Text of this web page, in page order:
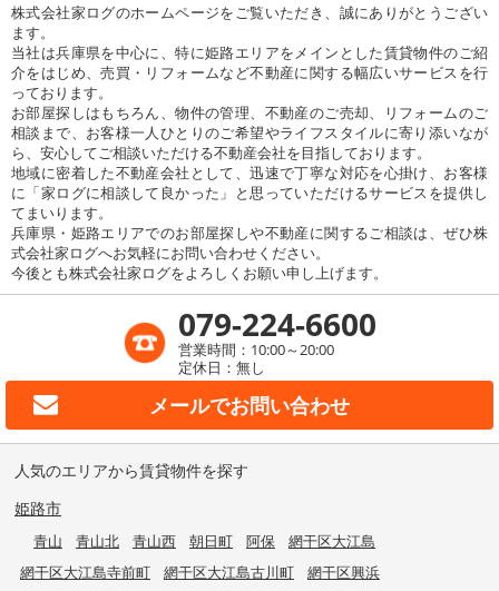
株式会社家ログのホームページをご覧いただき、誠にありがとうござい
ます。
当社は兵庫県を中心に、特に姫路エリアをメインとした賃貸物件のご紹
介をはじめ、売買・リフォームなど不動産に関する幅広いサービスを行
っております。
お部屋探しはもちろん、物件の管理、不動産のご売却、リフォームのご
相談まで、お客様一人ひとりのご希望やライフスタイルに寄り添いなが
ら、安心してご相談いただける不動産会社を目指しております。
地域に密着した不動産会社として、迅速で丁寧な対応を心掛け、お客様
に「家ログに相談して良かった」と思っていただけるサービスを提供し
てまいります。
兵庫県・姫路エリアでのお部屋探しや不動産に関するご相談は、ぜひ株
式会社家ログへお気軽にお問い合わせください。
今後とも株式会社家ログをよろしくお願い申し上げます。
079-224-6600
営業時間：10:00～20:00
定休日：無し
メールでお問い合わせ
人気のエリアから賃貸物件を探す
姫路市
青山 青山北 青山西 朝日町 阿保
網干区大江島
網干区大江島寺前町
網干区大江島古川町
網干区興浜